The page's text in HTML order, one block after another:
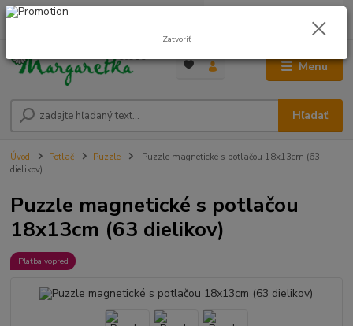
Menu
Hľadať
0948 236 042
0,00 €
Úvod Potlač Puzzle
Puzzle magnetické s potlačou 18x13cm (63
dielikov)
Puzzle magnetické s potlačou
18x13cm (63 dielikov)
Platba vopred
Zatvoriť